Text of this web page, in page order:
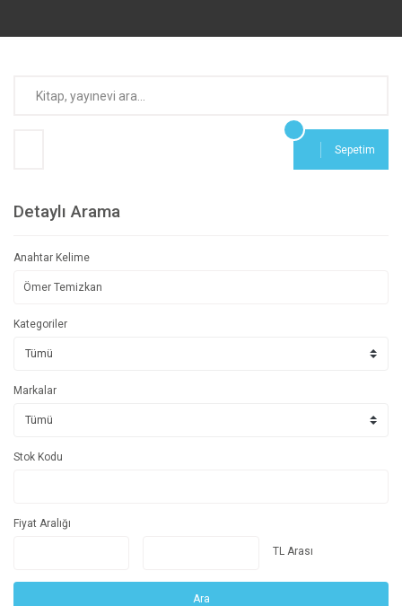
Sepetim
Detaylı Arama
Anahtar Kelime
Kategoriler
Markalar
Stok Kodu
Fiyat Aralığı
TL Arası
Ara